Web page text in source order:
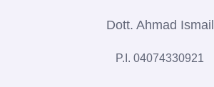
Dott. Ahmad Ismail
P.I. 04074330921